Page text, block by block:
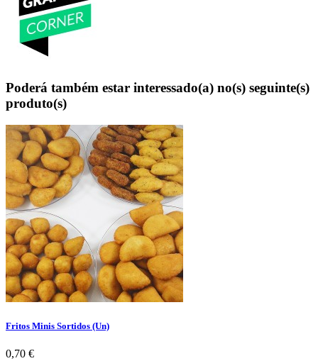
Poderá também estar interessado(a) no(s) seguinte(s)
produto(s)
Fritos Minis Sortidos (Un)
Preço
0,70 €